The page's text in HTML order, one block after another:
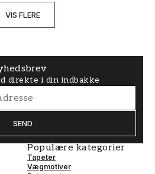
VIS FLERE
direkte i din indbakke
SEND
Populære kategorier
Tapeter
Vægmotiver